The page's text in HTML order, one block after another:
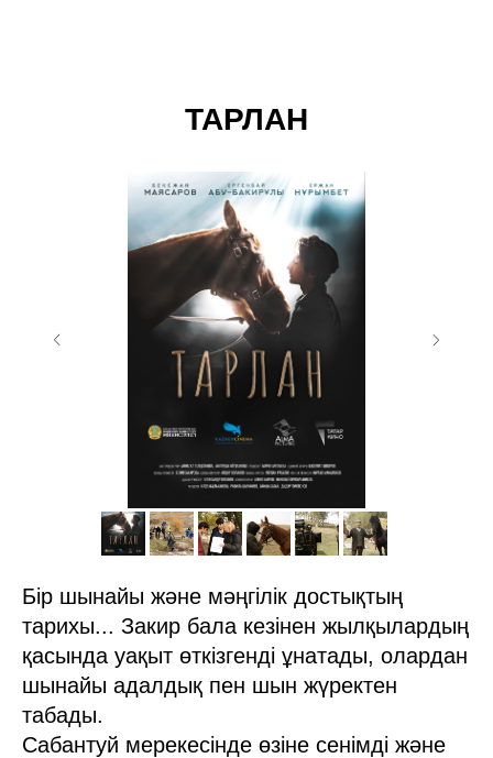
ТАРЛАН
Бір шынайы және мәңгілік достықтың
тарихы... Закир бала кезінен жылқылардың
қасында уақыт өткізгенді ұнатады, олардан
шынайы адалдық пен шын жүректен
табады.
Сабантуй мерекесінде өзіне сенімді және